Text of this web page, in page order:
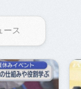
ース